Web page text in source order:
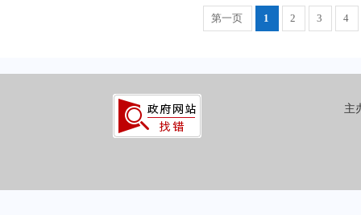
第一页 1 2 3 4
主